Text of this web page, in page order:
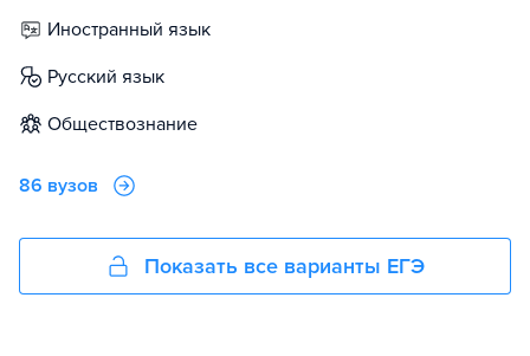
иностранный язык
русский язык
обществознание
86 вузов
Показать все варианты ЕГЭ